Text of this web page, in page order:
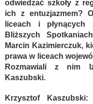
odwiedzać szkoły z
ich z entuzjazmem?
liceach i
Bliższych
Marcin Kazimierczuk,
prawa w liceach
Rozmawiali z nim
Kaszubski.
Krzysztof Kaszubski: